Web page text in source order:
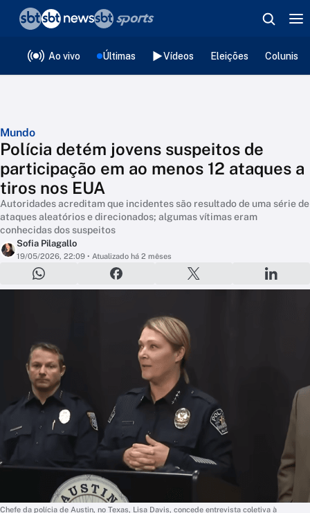
Ao vivo Últimas Vídeos Eleições
Mundo
Polícia detém jovens suspeitos de
participação em ao menos 12 ataques a
tiros nos EUA
Autoridades acreditam que incidentes são resultado de uma série de
ataques aleatórios e direcionados; algumas vítimas eram
conhecidas dos suspeitos
Sofia Pilagallo
19/05/2026, 22:09 • Atualizado há 2 mêses
Chefe da polícia de Austin, no Texas, Lisa Davis, concede entrevista coletiva à
❮voltar
Editorias